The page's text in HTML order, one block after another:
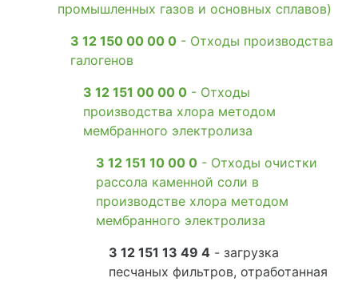
промышленных газов и основных сплавов)
3 12 150 00 00 0 - Отходы производства
галогенов
3 12 151 00 00 0 - Отходы
производства хлора методом
мембранного электролиза
3 12 151 10 00 0 - Отходы очистки
рассола каменной соли в
производстве хлора методом
мембранного электролиза
3 12 151 13 49 4 - загрузка
песчаных фильтров, отработанная